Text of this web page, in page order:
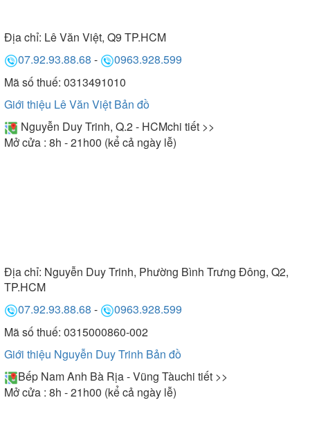
Địa chỉ: Lê Văn Việt, Q9 TP.HCM
07.92.93.88.68 -
0963.928.599
Mã số thuế: 0313491010
Giới thiệu Lê Văn Việt Bản đồ
Nguyễn Duy Trinh, Q.2 - HCMchi tiết >>
Mở cửa : 8h - 21h00 (kể cả ngày lễ)
Địa chỉ: Nguyễn Duy Trinh, Phường Bình Trưng Đông, Q2,
TP.HCM
07.92.93.88.68 -
0963.928.599
Mã số thuế: 0315000860-002
Giới thiệu Nguyễn Duy Trinh Bản đồ
Bếp Nam Anh Bà Rịa - Vũng Tàuchi tiết >>
Mở cửa : 8h - 21h00 (kể cả ngày lễ)